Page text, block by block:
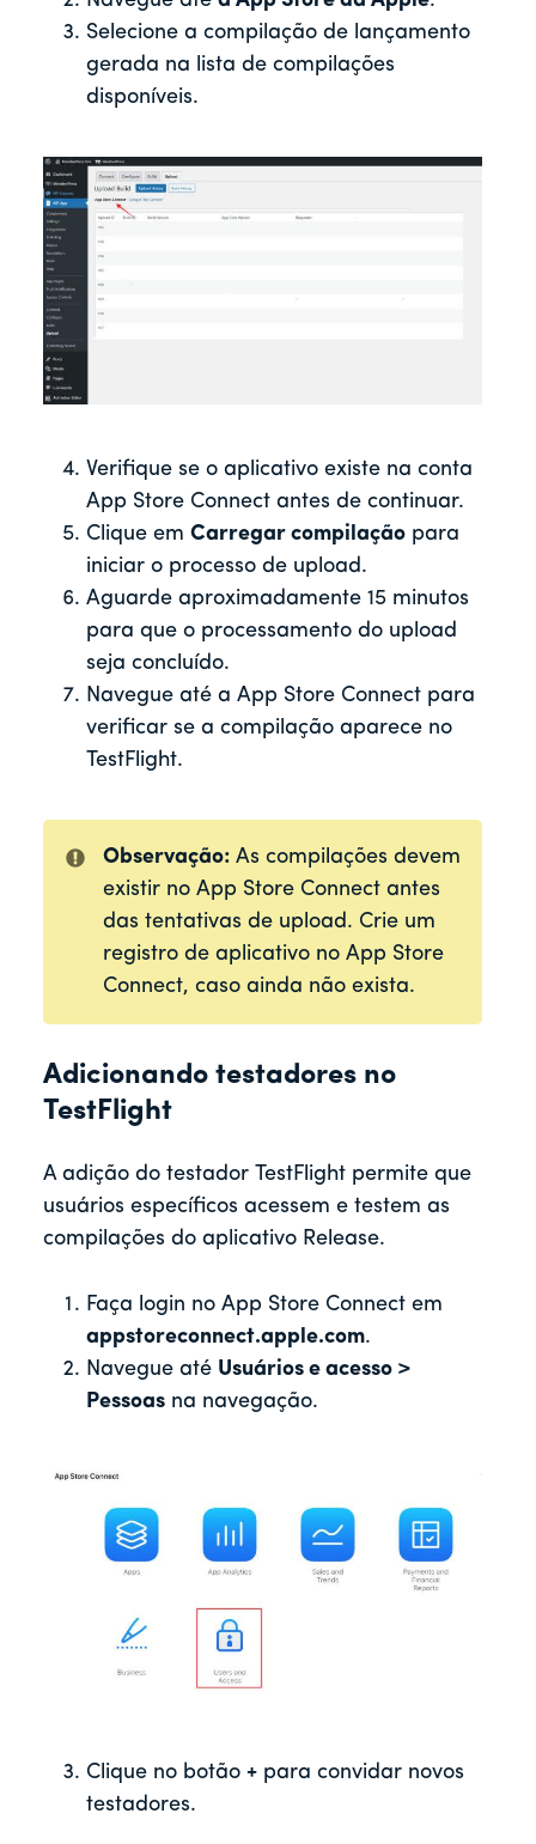
Selecione a compilação de lançamento
gerada na lista de compilações
disponíveis.
Verifique se o aplicativo existe na conta
App Store Connect antes de continuar.
Clique em Carregar compilação para
iniciar o processo de upload.
Aguarde aproximadamente 15 minutos
para que o processamento do upload
seja concluído.
Navegue até a App Store Connect para
verificar se a compilação aparece no
TestFlight.
Observação: As compilações devem
existir no App Store Connect antes
das tentativas de upload. Crie um
registro de aplicativo no App Store
Connect, caso ainda não exista.
Adicionando testadores no
TestFlight
A adição do testador TestFlight permite que
usuários específicos acessem e testem as
compilações do aplicativo Release.
Faça login no App Store Connect em
appstoreconnect.apple.com.
Navegue até Usuários e acesso >
Pessoas na navegação.
Clique no botão + para convidar novos
testadores.